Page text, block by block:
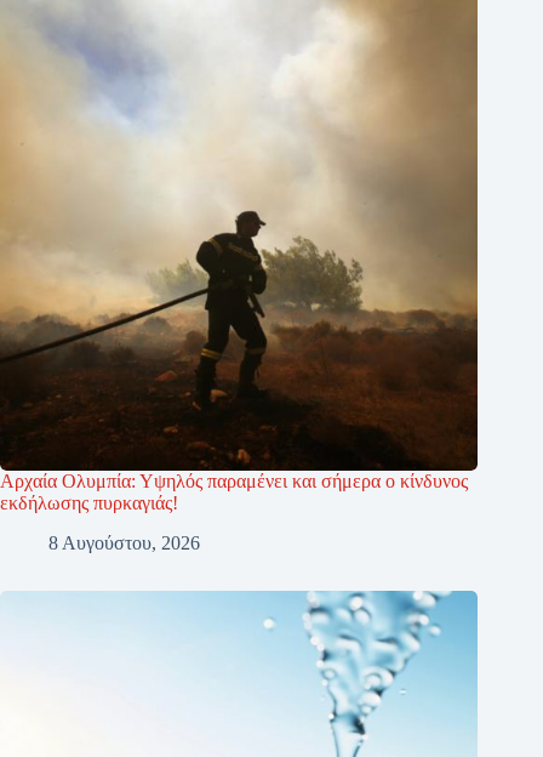
Αρχαία Ολυμπία: Υψηλός παραμένει και σήμερα ο κίνδυνος
εκδήλωσης πυρκαγιάς!
8 Αυγούστου, 2026